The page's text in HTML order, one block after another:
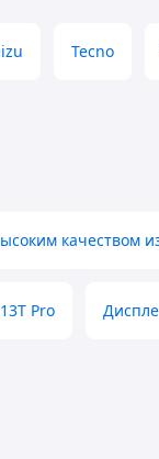
Tecno
качеством
Pro